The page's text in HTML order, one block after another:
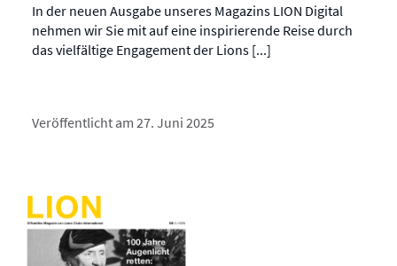
In der neuen Ausgabe unseres Magazins LION Digital
nehmen wir Sie mit auf eine inspirierende Reise durch
das vielfältige Engagement der Lions [...]
Veröffentlicht am 27. Juni 2025